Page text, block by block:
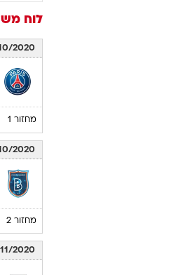
לוח
2020
מחזור 1
2020
מחזור 2
2020